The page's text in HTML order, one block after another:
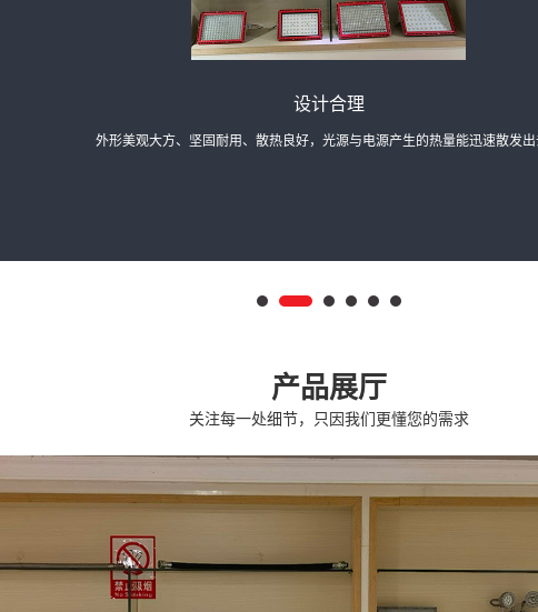
提供定制
可根据客户实际需求，更改灯具里面的光源、电器及其他配件等。
产品展厅
关注每一处细节，只因我们更懂您的需求